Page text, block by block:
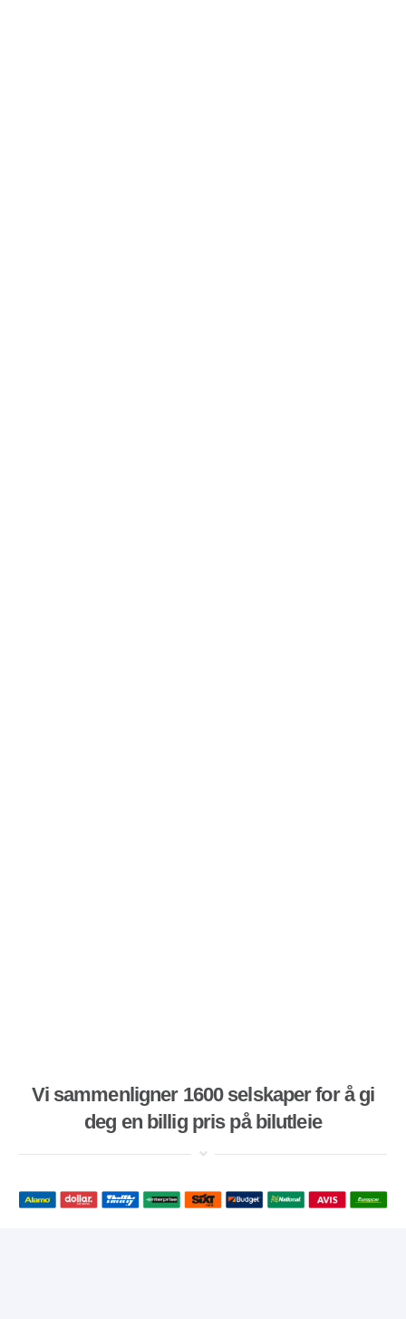
Vi sammenligner 1600 selskaper for å gi
deg en billig pris på bilutleie